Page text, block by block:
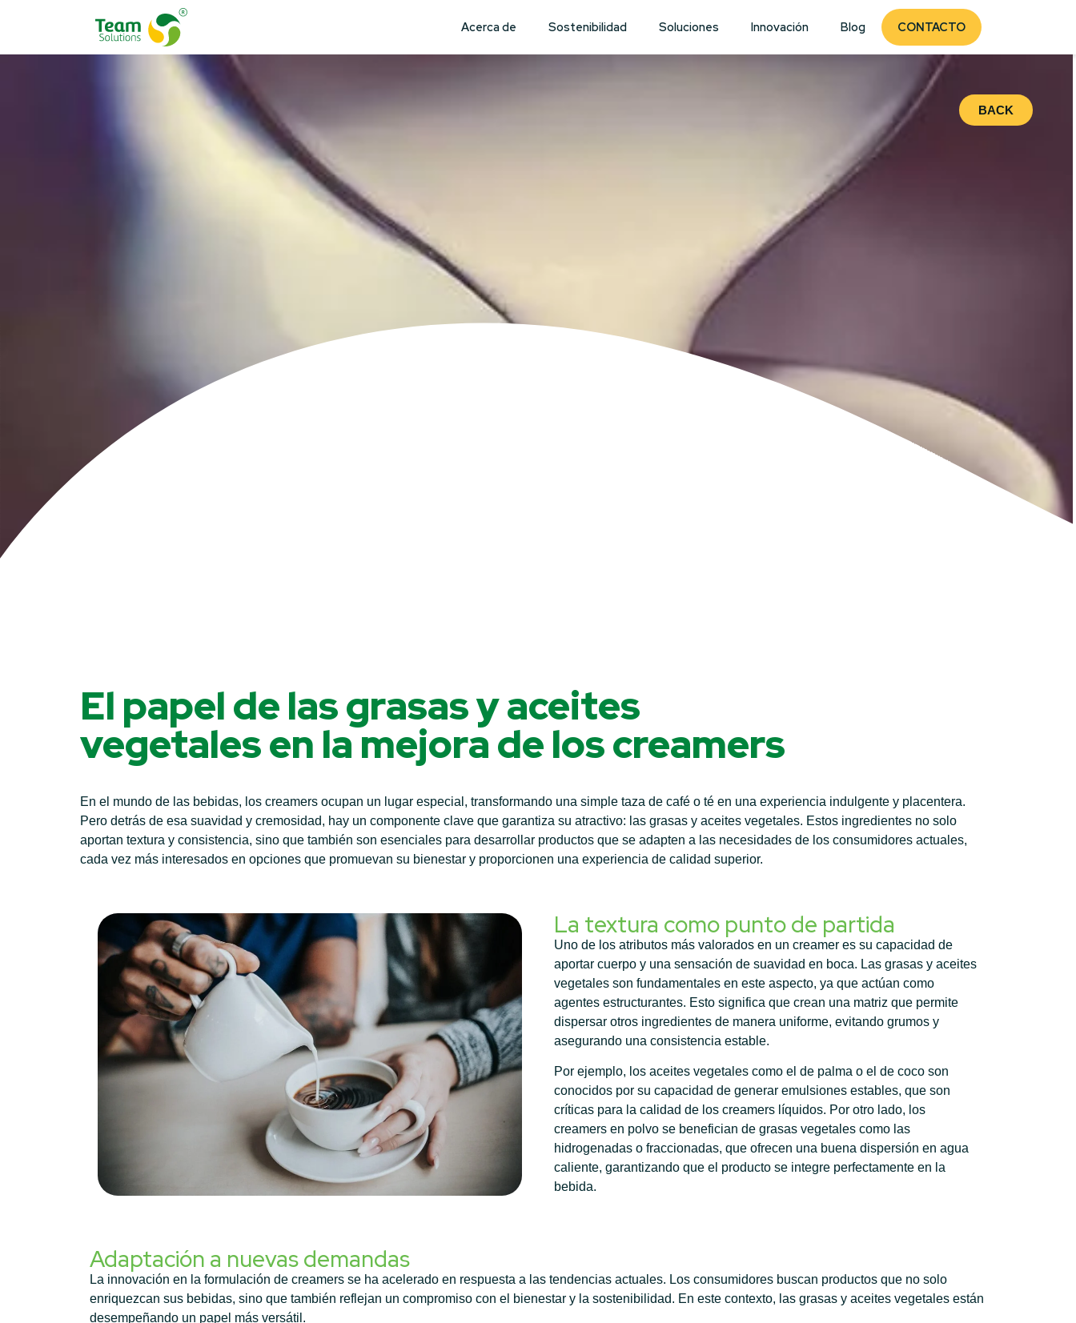
Acerca de Sostenibilidad Soluciones Innovación Blog CONTACTO
BACK
El papel de las grasas y aceites
vegetales en la mejora de los creamers
En el mundo de las bebidas, los creamers ocupan un lugar especial, transformando una simple taza de café o té en una experiencia indulgente y placentera.
Pero detrás de esa suavidad y cremosidad, hay un componente clave que garantiza su atractivo: las grasas y aceites vegetales. Estos ingredientes no solo
aportan textura y consistencia, sino que también son esenciales para desarrollar productos que se adapten a las necesidades de los consumidores actuales,
cada vez más interesados en opciones que promuevan su bienestar y proporcionen una experiencia de calidad superior.
La textura como punto de partida
Uno de los atributos más valorados en un creamer es su capacidad de
aportar cuerpo y una sensación de suavidad en boca. Las grasas y aceites
vegetales son fundamentales en este aspecto, ya que actúan como
agentes estructurantes. Esto significa que crean una matriz que permite
dispersar otros ingredientes de manera uniforme, evitando grumos y
asegurando una consistencia estable.
Por ejemplo, los aceites vegetales como el de palma o el de coco son
conocidos por su capacidad de generar emulsiones estables, que son
críticas para la calidad de los creamers líquidos. Por otro lado, los
creamers en polvo se benefician de grasas vegetales como las
hidrogenadas o fraccionadas, que ofrecen una buena dispersión en agua
caliente, garantizando que el producto se integre perfectamente en la
bebida.
Adaptación a nuevas demandas
La innovación en la formulación de creamers se ha acelerado en respuesta a las tendencias actuales. Los consumidores buscan productos que no solo
enriquezcan sus bebidas, sino que también reflejan un compromiso con el bienestar y la sostenibilidad. En este contexto, las grasas y aceites vegetales están
desempeñando un papel más versátil.